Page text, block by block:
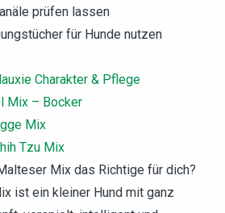
prüfen lassen
für Hunde nutzen
Charakter & Pflege
Mix – Bocker
Mix
Tzu Mix
Mix das Richtige für dich?
ist ein kleiner Hund mit ganz